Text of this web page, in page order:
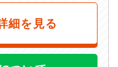
細を見る